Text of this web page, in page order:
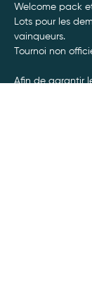
Welcome pack
Lots pour les
vainqueurs.
Tournoi non
Afin de garantir